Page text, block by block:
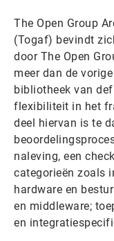
The Open Group
(Togaf) bevindt
door The Open
meer dan de
bibliotheek van
flexibiliteit in het
deel hiervan is te
naleving, een
categorieën zoals
hardware en
en middleware;
en